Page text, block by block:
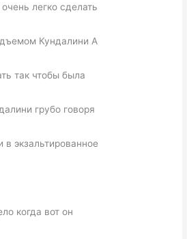
легко сделать
Кундалини А
так чтобы была
грубо говоря
в экзальтированное
когда вот он